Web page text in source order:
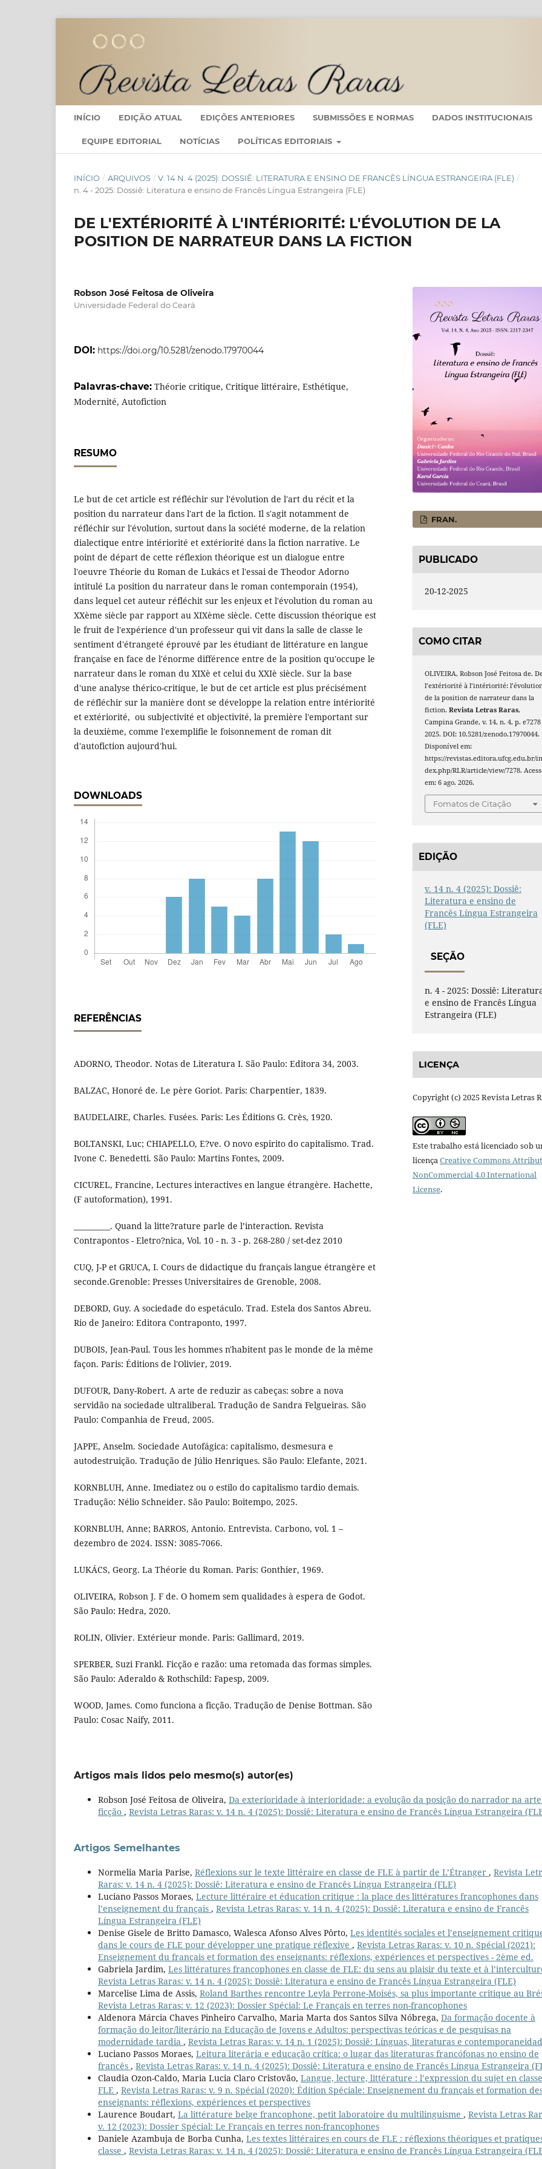
INÍCIO EDIÇÃO ATUAL EDIÇÕES ANTERIORES SUBMISSÕES E NORMAS DADOS INSTITUCIONAIS
EQUIPE EDITORIAL NOTÍCIAS POLÍTICAS EDITORIAIS
INÍCIO / ARQUIVOS / V. 14 N. 4 (2025): DOSSIÊ: LITERATURA E ENSINO DE FRANCÊS LÍNGUA ESTRANGEIRA (FLE) /
n. 4 - 2025: Dossiê: Literatura e ensino de Francês Língua Estrangeira (FLE)
DE L'EXTÉRIORITÉ À L'INTÉRIORITÉ: L'ÉVOLUTION DE LA
POSITION DE NARRATEUR DANS LA FICTION
Robson José Feitosa de Oliveira
Universidade Federal do Ceará
DOI: https://doi.org/10.5281/zenodo.17970044
Palavras-chave: Théorie critique, Critique littéraire, Esthétique,
Modernité, Autofiction
RESUMO
Le but de cet article est réfléchir sur l'évolution de l'art du récit et la
position du narrateur dans l'art de la fiction. Il s'agit notamment de
réfléchir sur l'évolution, surtout dans la société moderne, de la relation
dialectique entre intériorité et extériorité dans la fiction narrative. Le
point de départ de cette réflexion théorique est un dialogue entre
l'oeuvre Théorie du Roman de Lukács et l'essai de Theodor Adorno
intitulé La position du narrateur dans le roman contemporain (1954),
dans lequel cet auteur réfléchit sur les enjeux et l'évolution du roman au
XXème siècle par rapport au XIXème siècle. Cette discussion théorique est
le fruit de l'expérience d'un professeur qui vit dans la salle de classe le
sentiment d'étrangeté éprouvé par les étudiant de littérature en langue
française en face de l'énorme différence entre de la position qu'occupe le
narrateur dans le roman du XIXè et celui du XXIè siècle. Sur la base
d'une analyse thérico-critique, le but de cet article est plus précisément
de réfléchir sur la manière dont se développe la relation entre intériorité
et extériorité, ou subjectivité et objectivité, la première l'emportant sur
la deuxième, comme l'exemplifie le foisonnement de roman dit
d'autofiction aujourd'hui.
DOWNLOADS
REFERÊNCIAS
ADORNO, Theodor. Notas de Literatura I. São Paulo: Editora 34, 2003.
BALZAC, Honoré de. Le père Goriot. Paris: Charpentier, 1839.
BAUDELAIRE, Charles. Fusées. Paris: Les Éditions G. Crès, 1920.
BOLTANSKI, Luc; CHIAPELLO, E?ve. O novo espirito do capitalismo. Trad.
Ivone C. Benedetti. São Paulo: Martins Fontes, 2009.
CICUREL, Francine, Lectures interactives en langue étrangère. Hachette,
(F autoformation), 1991.
__________. Quand la litte?rature parle de l’interaction. Revista
Contrapontos - Eletro?nica, Vol. 10 - n. 3 - p. 268-280 / set-dez 2010
CUQ, J-P et GRUCA, I. Cours de didactique du français langue étrangère et
seconde.Grenoble: Presses Universitaires de Grenoble, 2008.
DEBORD, Guy. A sociedade do espetáculo. Trad. Estela dos Santos Abreu.
Rio de Janeiro: Editora Contraponto, 1997.
DUBOIS, Jean-Paul. Tous les hommes n'habitent pas le monde de la même
façon. Paris: Éditions de l'Olivier, 2019.
DUFOUR, Dany-Robert. A arte de reduzir as cabeças: sobre a nova
servidão na sociedade ultraliberal. Tradução de Sandra Felgueiras. São
Paulo: Companhia de Freud, 2005.
JAPPE, Anselm. Sociedade Autofágica: capitalismo, desmesura e
autodestruição. Tradução de Júlio Henriques. São Paulo: Elefante, 2021.
KORNBLUH, Anne. Imediatez ou o estilo do capitalismo tardio demais.
Tradução: Nélio Schneider. São Paulo: Boitempo, 2025.
KORNBLUH, Anne; BARROS, Antonio. Entrevista. Carbono, vol. 1 –
dezembro de 2024. ISSN: 3085-7066.
LUKÁCS, Georg. La Théorie du Roman. Paris: Gonthier, 1969.
OLIVEIRA, Robson J. F de. O homem sem qualidades à espera de Godot.
São Paulo: Hedra, 2020.
ROLIN, Olivier. Extérieur monde. Paris: Gallimard, 2019.
SPERBER, Suzi Frankl. Ficção e razão: uma retomada das formas simples.
São Paulo: Aderaldo & Rothschild: Fapesp, 2009.
WOOD, James. Como funciona a ficção. Tradução de Denise Bottman. São
Paulo: Cosac Naify, 2011.
FRAN.
PUBLICADO
20-12-2025
COMO CITAR
OLIVEIRA, Robson José Feitosa de.
l’extériorité à l’intériorité: l’évolution
de la position de narrateur dans la
fiction.Revista Letras Raras,
Campina Grande, v. 14, n. 4, p. e7278
2025. DOI: 10.5281/zenodo.17970044.
Disponível em:
https://revistas.editora.ufcg.edu.br/in
dex.php/RLR/article/view/7278.
em: 6 ago. 2026.
Fomatos de Citação
EDIÇÃO
v. 14 n. 4 (2025): Dossiê:
Literatura e ensino de
Francês Língua Estrangeira
(FLE)
SEÇÃO
n. 4 - 2025: Dossiê:
e ensino de Francês Língua
Estrangeira (FLE)
LICENÇA
Copyright (c) 2025 Revista Letras
Este trabalho está licenciado sob
licençaCreative Commons
NonCommercial 4.0 International
License.
Artigos mais lidos pelo mesmo(s) autor(es)
Robson José Feitosa de Oliveira, Da exterioridade à interioridade: a evolução da posição do narrador na
ficção , Revista Letras Raras: v. 14 n. 4 (2025): Dossiê: Literatura e ensino de Francês Língua Estrangeira
Artigos Semelhantes
Normelia Maria Parise, Réflexions sur le texte littéraire en classe de FLE à partir de L’Étranger , Revista
Raras: v. 14 n. 4 (2025): Dossiê: Literatura e ensino de Francês Língua Estrangeira (FLE)
Luciano Passos Moraes, Lecture littéraire et éducation critique : la place des littératures francophones dans
l’enseignement du français , Revista Letras Raras: v. 14 n. 4 (2025): Dossiê: Literatura e ensino de Francês
Língua Estrangeira (FLE)
Denise Gisele de Britto Damasco, Walesca Afonso Alves Pôrto, Les identités sociales et l’enseignement
dans le cours de FLE pour développer une pratique réflexive , Revista Letras Raras: v. 10 n. Spécial (2021):
Enseignement du français et formation des enseignants: réflexions, expériences et perspectives - 2ème ed.
Gabriela Jardim, Les littératures francophones en classe de FLE: du sens au plaisir du texte et à
Revista Letras Raras: v. 14 n. 4 (2025): Dossiê: Literatura e ensino de Francês Língua Estrangeira (FLE)
Marcelise Lima de Assis, Roland Barthes rencontre Leyla Perrone-Moisés, sa plus importante critique au
Revista Letras Raras: v. 12 (2023): Dossier Spécial: Le Français en terres non-francophones
Aldenora Márcia Chaves Pinheiro Carvalho, Maria Marta dos Santos Silva Nóbrega, Da formação docente à
formação do leitor/literário na Educação de Jovens e Adultos: perspectivas teóricas e de pesquisas na
modernidade tardia , Revista Letras Raras: v. 14 n. 1 (2025): Dossiê: Línguas, literaturas e
Luciano Passos Moraes, Leitura literária e educação crítica: o lugar das literaturas francófonas no ensino de
francês , Revista Letras Raras: v. 14 n. 4 (2025): Dossiê: Literatura e ensino de Francês Língua Estrangeira
Claudia Ozon-Caldo, Maria Lucia Claro Cristovão, Langue, lecture, littérature : l’expression du sujet en
FLE , Revista Letras Raras: v. 9 n. Spécial (2020): Édition Spéciale: Enseignement du français et formation
enseignants: réflexions, expériences et perspectives
Laurence Boudart, La littérature belge francophone, petit laboratoire du multilinguisme , Revista Letras
v. 12 (2023): Dossier Spécial: Le Français en terres non-francophones
Daniele Azambuja de Borba Cunha, Les textes littéraires en cours de FLE : réflexions théoriques et
classe , Revista Letras Raras: v. 14 n. 4 (2025): Dossiê: Literatura e ensino de Francês Língua Estrangeira